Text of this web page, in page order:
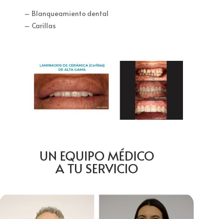
– Blanqueamiento dental
– Carillas
UN EQUIPO MÉDICO
A TU SERVICIO